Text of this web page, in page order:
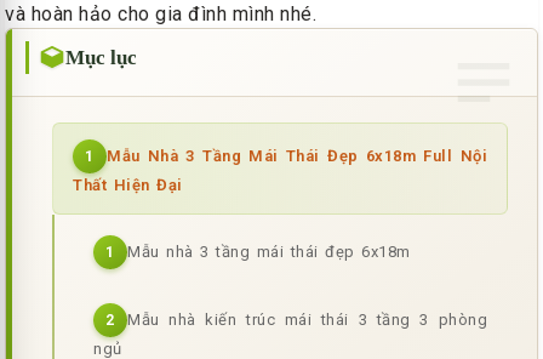
và hoàn hảo cho gia đình mình nhé.
Mục lục
1
Mẫu Nhà 3 Tầng Mái Thái Đẹp 6x18m Full Nội
Thất Hiện Đại
1 Mẫu nhà 3 tầng mái thái đẹp 6x18m
2
Mẫu nhà kiến trúc mái thái 3 tầng 3 phòng
ngủ